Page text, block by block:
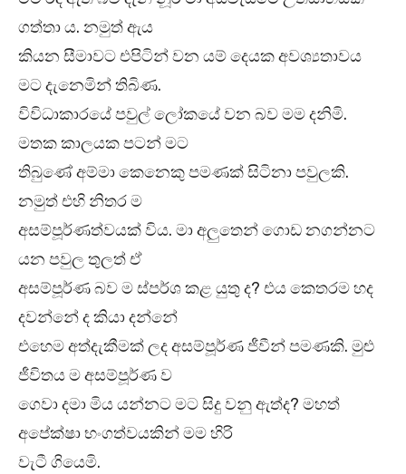
ගත්තා ය. නමුත් ඇය
කියන සීමාවට එපිටින් වන යම් දෙයක අවශ්‍යතාවය
මට දැනෙමින් තිබිණ.
විවිධාකාරයේ පවුල් ලෝකයේ වන බව මම දනිමි.
මතක කාලයක පටන් මට
තිබුණේ අම්මා කෙනෙකු පමණක් සිටිනා පවුලකි.
නමුත් එහි නිතර ම
අසම්පූර්ණත්වයක් විය. මා අලුතෙන් ගොඩ නගන්නට
යන පවුල තුලත් ඒ
අසම්පූර්ණ බව ම ස්පර්ශ කළ යුතු ද? එය කෙතරම හද
දවන්නේ ද කියා දන්නේ
එහෙම අත්දැකීමක් ලද අසම්පූර්ණ ජීවීන් පමණකි. මුළු
ජීවිතය ම අසම්පූර්ණ ව
ගෙවා දමා මිය යන්නට මට සිදු වනු ඇත්ද? මහත්
අපේක්ෂා භංගත්වයකින් මම හිරි
වැටී ගියෙමි.